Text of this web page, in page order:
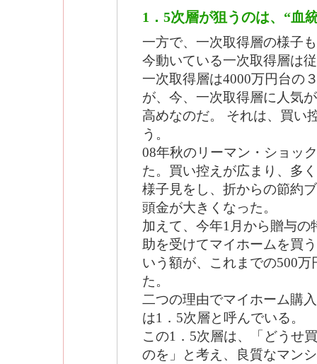
1．5次層が狙うのは、“血
一方で、一次取得層の様子
今動いている一次取得層は
一次取得層は4000万円台の
が、今、一次取得層に人気
高めなのだ。 それは、買い
う。
08年秋のリーマン・ショッ
た。買い控えが広まり、多
様子見をし、折からの節約
頭金が大きくなった。
加えて、今年1月から贈与
助を受けてマイホームを買
いう額が、これまでの500
た。
二つの理由でマイホーム購
は1．5次層と呼んでいる。
この1．5次層は、「どうせ
のを」と考え、良質なマン